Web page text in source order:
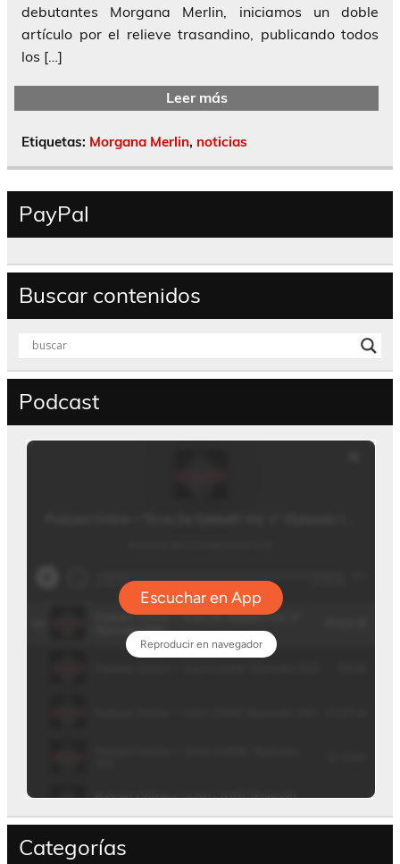
debutantes Morgana Merlin, iniciamos un doble
artículo por el relieve trasandino, publicando todos
los […]
Leer más
Etiquetas: Morgana Merlin, noticias
PayPal
Buscar contenidos
Podcast
Categorías